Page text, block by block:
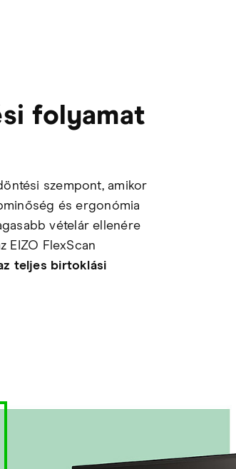
folyamat
szempont, amikor
és ergonómia
vételár ellenére
EIZO FlexScan
teljes birtoklási